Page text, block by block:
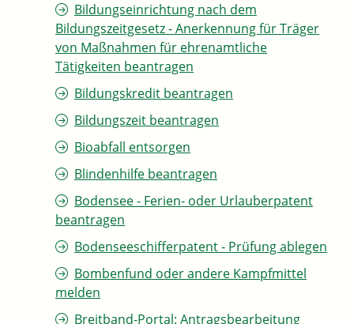
Bildungseinrichtung nach dem
Bildungszeitgesetz - Anerkennung für Träger
von Maßnahmen für ehrenamtliche
Tätigkeiten beantragen
Bildungskredit beantragen
Bildungszeit beantragen
Bioabfall entsorgen
Blindenhilfe beantragen
Bodensee - Ferien- oder Urlauberpatent
beantragen
Bodenseeschifferpatent - Prüfung ablegen
Bombenfund oder andere Kampfmittel
melden
Breitband-Portal: Antragsbearbeitung